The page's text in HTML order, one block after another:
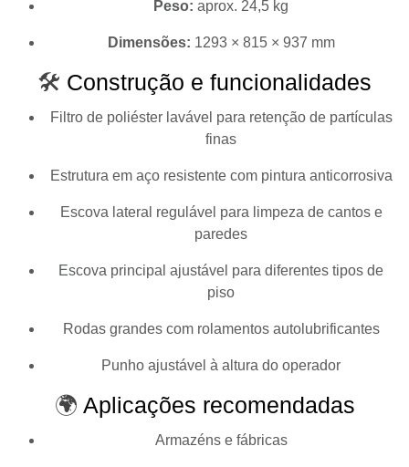
Peso: aprox. 24,5 kg
Dimensões: 1293 × 815 × 937 mm
🛠️ Construção e funcionalidades
Filtro de poliéster lavável para retenção de partículas
finas
Estrutura em aço resistente com pintura anticorrosiva
Escova lateral regulável para limpeza de cantos e
paredes
Escova principal ajustável para diferentes tipos de
piso
Rodas grandes com rolamentos autolubrificantes
Punho ajustável à altura do operador
🌍 Aplicações recomendadas
Armazéns e fábricas